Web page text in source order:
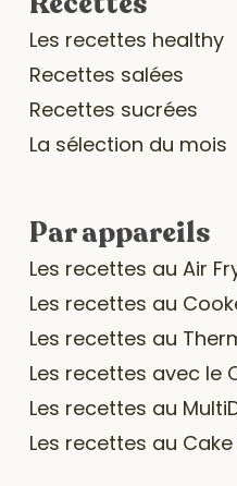
Les recettes healthy
Recettes salées
Recettes sucrées
La sélection du mois
Par appareils
Les recettes au Air
Les recettes au
Les recettes au
Les recettes avec le
Les recettes au
Les recettes au